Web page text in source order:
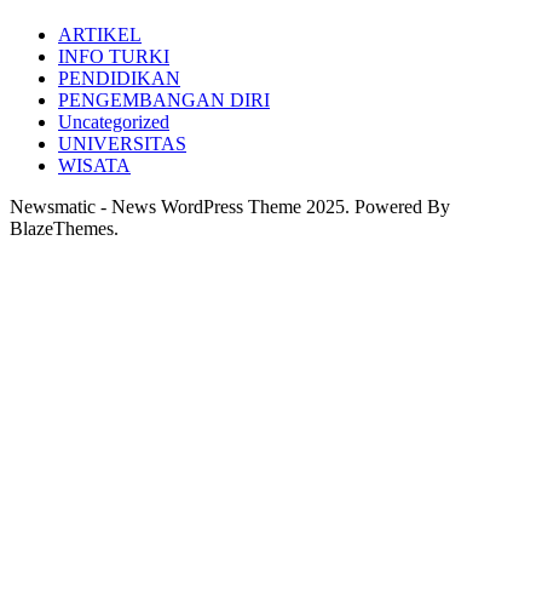
ARTIKEL
INFO TURKI
PENDIDIKAN
PENGEMBANGAN DIRI
Uncategorized
UNIVERSITAS
WISATA
Newsmatic - News WordPress Theme 2025. Powered By
BlazeThemes.